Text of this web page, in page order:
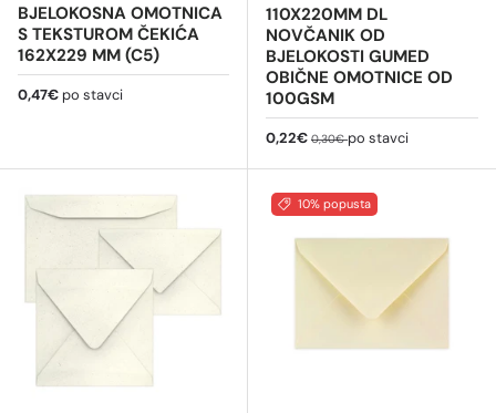
BJELOKOSNA OMOTNICA
S TEKSTUROM ČEKIĆA
162X229 MM (C5)
Redovna cijena
0,47€ po stavci
110X220MM DL
NOVČANIK OD
BJELOKOSTI GUMED
OBIČNE OMOTNICE OD
100GSM
Cijena na sniženju
0,22€ Redovna cijena
0,30€po stavci
10% popusta